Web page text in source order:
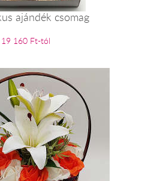
ajándék csomag
19 160 Ft-tól